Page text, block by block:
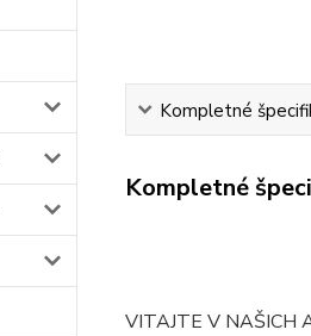
Kompletné
Kompletné
VITAJTE V NAŠICH